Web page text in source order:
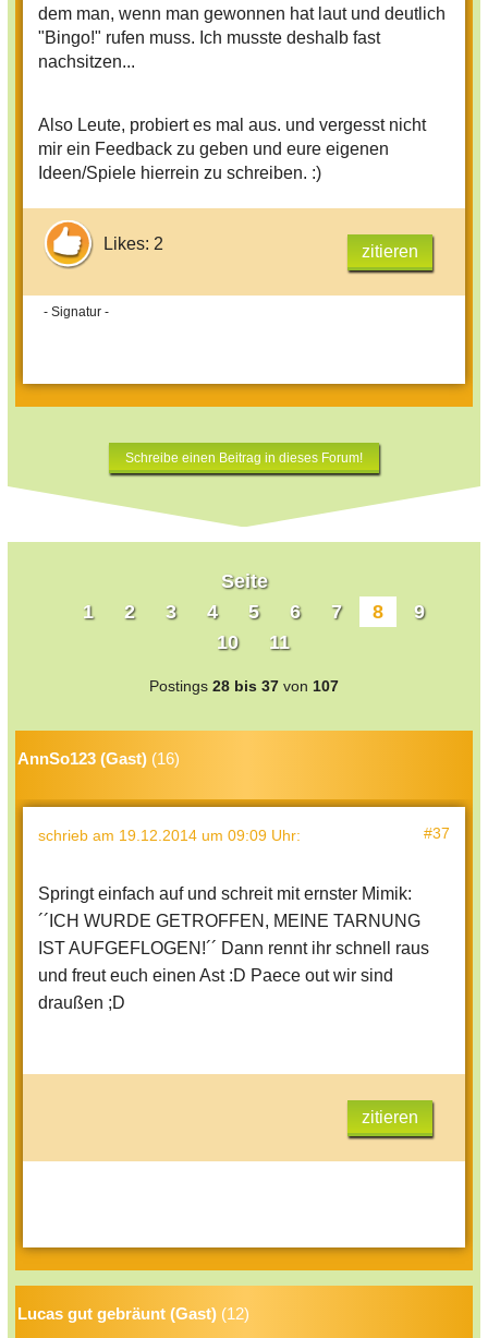
dem man, wenn man gewonnen hat laut und deutlich
"Bingo!" rufen muss. Ich musste deshalb fast
nachsitzen...
Also Leute, probiert es mal aus. und vergesst nicht
mir ein Feedback zu geben und eure eigenen
Ideen/Spiele hierrein zu schreiben. :)
Likes: 2 zitieren
- Signatur -
Schreibe einen Beitrag in dieses Forum!
Seite
1
2 3 4 5 6 7 8
9
10
11
Postings 28 bis 37 von 107
AnnSo123 (Gast) (16)
schrieb am 19.12.2014 um 09:09 Uhr: #37
Springt einfach auf und schreit mit ernster Mimik:
´´ICH WURDE GETROFFEN, MEINE TARNUNG
IST AUFGEFLOGEN!´´ Dann rennt ihr schnell raus
und freut euch einen Ast :D Paece out wir sind
draußen ;D
zitieren
Lucas gut gebräunt (Gast) (12)